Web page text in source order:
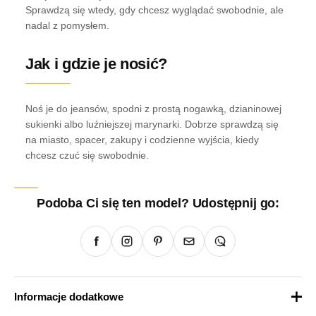
Sprawdzą się wtedy, gdy chcesz wyglądać swobodnie, ale
nadal z pomysłem.
Jak i gdzie je nosić?
Noś je do jeansów, spodni z prostą nogawką, dzianinowej
sukienki albo luźniejszej marynarki. Dobrze sprawdzą się
na miasto, spacer, zakupy i codzienne wyjścia, kiedy
chcesz czuć się swobodnie.
Podoba Ci się ten model? Udostępnij go:
Informacje dodatkowe